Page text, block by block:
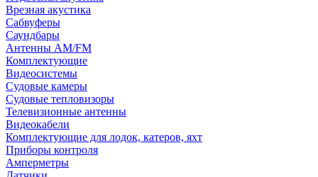
Врезная акустика
Сабвуферы
Саундбары
Антенны AM/FM
Комплектующие
Видеосистемы
Судовые камеры
Cудовые тепловизоры
Телевизионные антенны
Видеокабели
Комплектующие для лодок, катеров, яхт
Приборы контроля
Амперметры